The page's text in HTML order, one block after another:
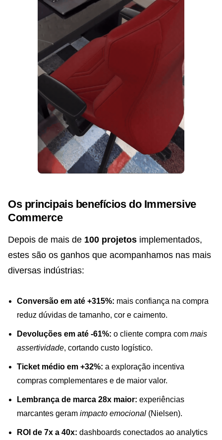
Os principais benefícios do Immersive
Commerce
Depois de mais de 100 projetos implementados,
estes são os ganhos que acompanhamos nas mais
diversas indústrias:
Conversão em até +315%: mais confiança na compra
reduz dúvidas de tamanho, cor e caimento.
Devoluções em até -61%: o cliente compra com mais
assertividade, cortando custo logístico.
Ticket médio em +32%: a exploração incentiva
compras complementares e de maior valor.
Lembrança de marca 28x maior: experiências
marcantes geram impacto emocional (Nielsen).
ROI de 7x a 40x: dashboards conectados ao analytics